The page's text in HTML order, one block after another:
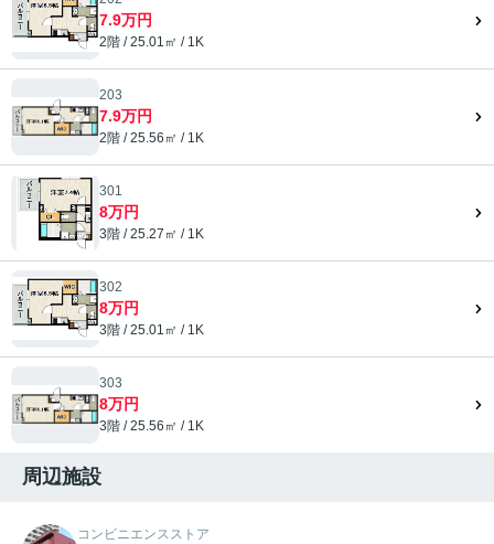
7.9万円
2階 / 25.01㎡ / 1K
203
7.9万円
2階 / 25.56㎡ / 1K
301
8万円
3階 / 25.27㎡ / 1K
302
8万円
3階 / 25.01㎡ / 1K
303
8万円
3階 / 25.56㎡ / 1K
周辺施設
コンビニエンスストア